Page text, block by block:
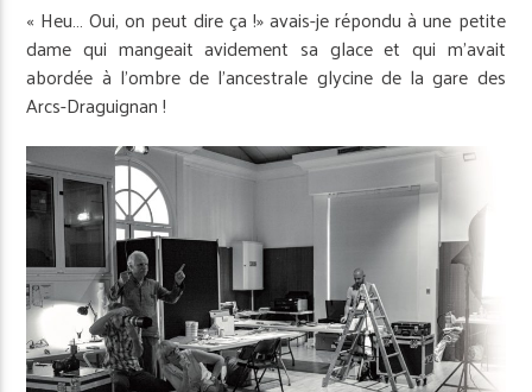
« Heu… Oui, on peut dire ça !» avais-je répondu à une petite
dame qui mangeait avidement sa glace et qui m’avait
abordée à l’ombre de l’ancestrale glycine de la gare des
Arcs-Draguignan !